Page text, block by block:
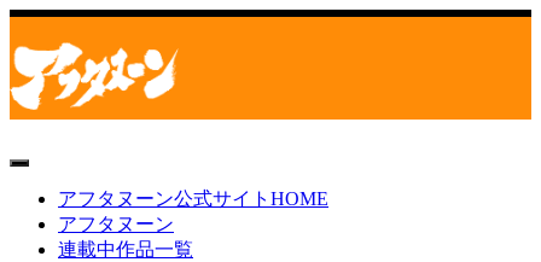
toggle
navigationアフタヌーン公式サイトHOME
アフタヌーン
連載中作品一覧